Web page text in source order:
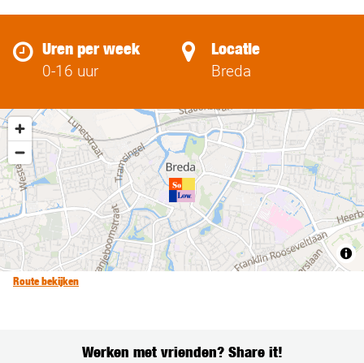
Uren per week
0-16 uur
Locatie
Breda
Route bekijken
Werken met vrienden? Share it!